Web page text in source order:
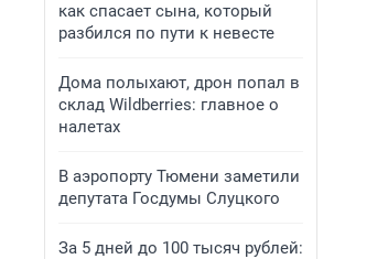
как спасает сына, который
разбился по пути к невесте
Дома полыхают, дрон попал в
склад Wildberries: главное о
налетах
В аэропорту Тюмени заметили
депутата Госдумы Слуцкого
За 5 дней до 100 тысяч рублей: